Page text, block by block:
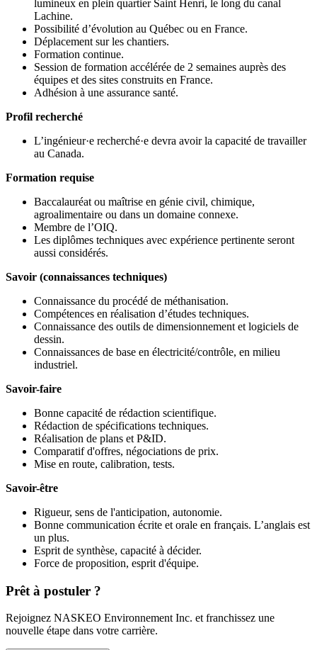
lumineux en plein quartier Saint Henri, le long du canal
Lachine.
Possibilité d’évolution au Québec ou en France.
Déplacement sur les chantiers.
Formation continue.
Session de formation accélérée de 2 semaines auprès des
équipes et des sites construits en France.
Adhésion à une assurance santé.
Profil recherché
L’ingénieur·e recherché·e devra avoir la capacité de travailler
au Canada.
Formation requise
Baccalauréat ou maîtrise en génie civil, chimique,
agroalimentaire ou dans un domaine connexe.
Membre de l’OIQ.
Les diplômes techniques avec expérience pertinente seront
aussi considérés.
Savoir (connaissances techniques)
Connaissance du procédé de méthanisation.
Compétences en réalisation d’études techniques.
Connaissance des outils de dimensionnement et logiciels de
dessin.
Connaissances de base en électricité/contrôle, en milieu
industriel.
Savoir-faire
Bonne capacité de rédaction scientifique.
Rédaction de spécifications techniques.
Réalisation de plans et P&ID.
Comparatif d'offres, négociations de prix.
Mise en route, calibration, tests.
Savoir-être
Rigueur, sens de l'anticipation, autonomie.
Bonne communication écrite et orale en français. L’anglais est
un plus.
Esprit de synthèse, capacité à décider.
Force de proposition, esprit d'équipe.
Prêt à postuler ?
Rejoignez NASKEO Environnement Inc. et franchissez une
nouvelle étape dans votre carrière.